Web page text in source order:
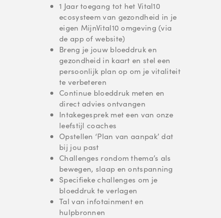
1 Jaar toegang tot het Vital10
ecosysteem van gezondheid in je
eigen MijnVital10 omgeving (via
de app of website)
Breng je jouw bloeddruk en
gezondheid in kaart en stel een
persoonlijk plan op om je vitaliteit
te verbeteren
Continue bloeddruk meten en
direct advies ontvangen
Intakegesprek met een van onze
leefstijl coaches
Opstellen ‘Plan van aanpak’ dat
bij jou past
Challenges rondom thema’s als
bewegen, slaap en ontspanning
Specifieke challenges om je
bloeddruk te verlagen
Tal van infotainment en
hulpbronnen